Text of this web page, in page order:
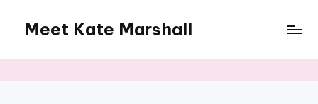
content
Meet Kate Marshall
to